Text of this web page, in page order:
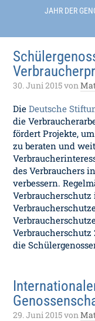
JAHR DER
30. Juni 2015von
DieDeutsche
die
fördert Projekte,
zu beraten und
des Verbrauchers
verbessern.
Verbraucherschutz
Verbraucherschutz
die
29. Juni 2015von